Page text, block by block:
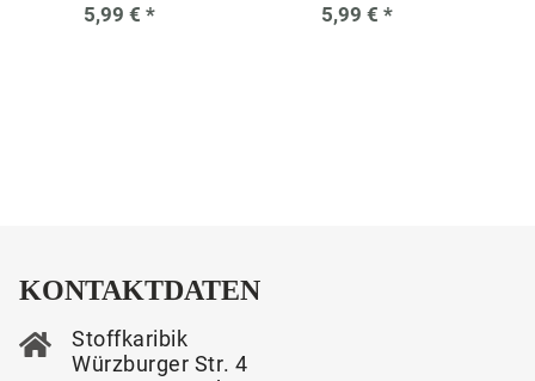
5,99 € * 5,99 € *
KONTAKTDATEN
Stoffkaribik
Würzburger Str. 4